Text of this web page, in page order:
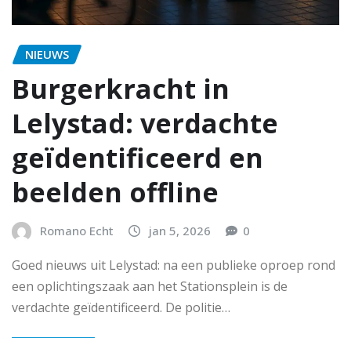
NIEUWS
Burgerkracht in
Lelystad: verdachte
geïdentificeerd en
beelden offline
Romano Echt jan 5, 2026 0
Goed nieuws uit Lelystad: na een publieke oproep rond
een oplichtingszaak aan het Stationsplein is de
verdachte geïdentificeerd. De politie…